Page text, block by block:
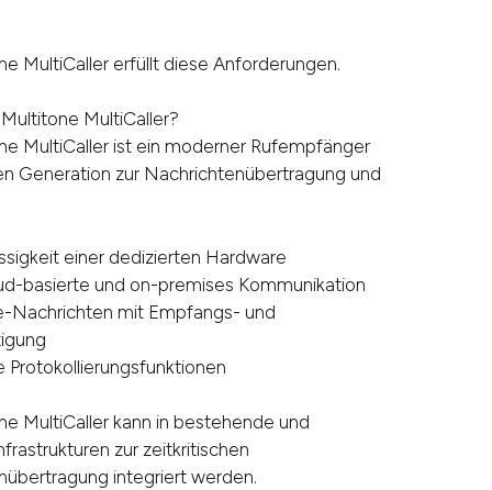
MultiCaller erfüllt diese Anforderungen.
MultiCaller?
MultiCaller ist ein moderner Rufempfänger
Generation zur Nachrichtenübertragung und
einer dedizierten Hardware
basierte und on-premises Kommunikation
Nachrichten mit Empfangs- und
Protokollierungsfunktionen
MultiCaller kann in bestehende und
zur zeitkritischen
integriert werden.